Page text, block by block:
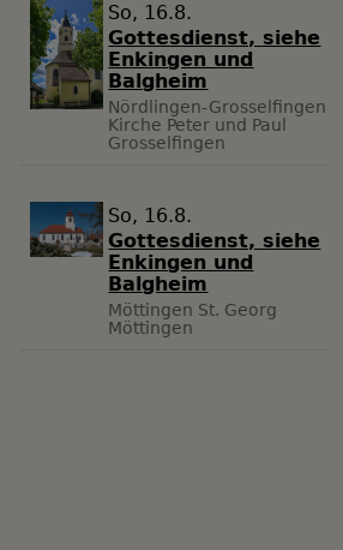
So, 16.8.
Gottesdienst, siehe
Enkingen und
Balgheim
Nördlingen-Grosselfingen
Kirche Peter und Paul
Grosselfingen
So, 16.8.
Gottesdienst, siehe
Enkingen und
Balgheim
Möttingen St. Georg
Möttingen